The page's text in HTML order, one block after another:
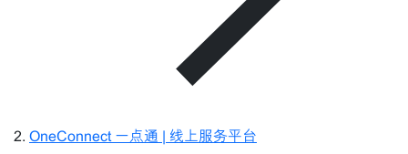
OneConnect 一点通 | 线上服务平台